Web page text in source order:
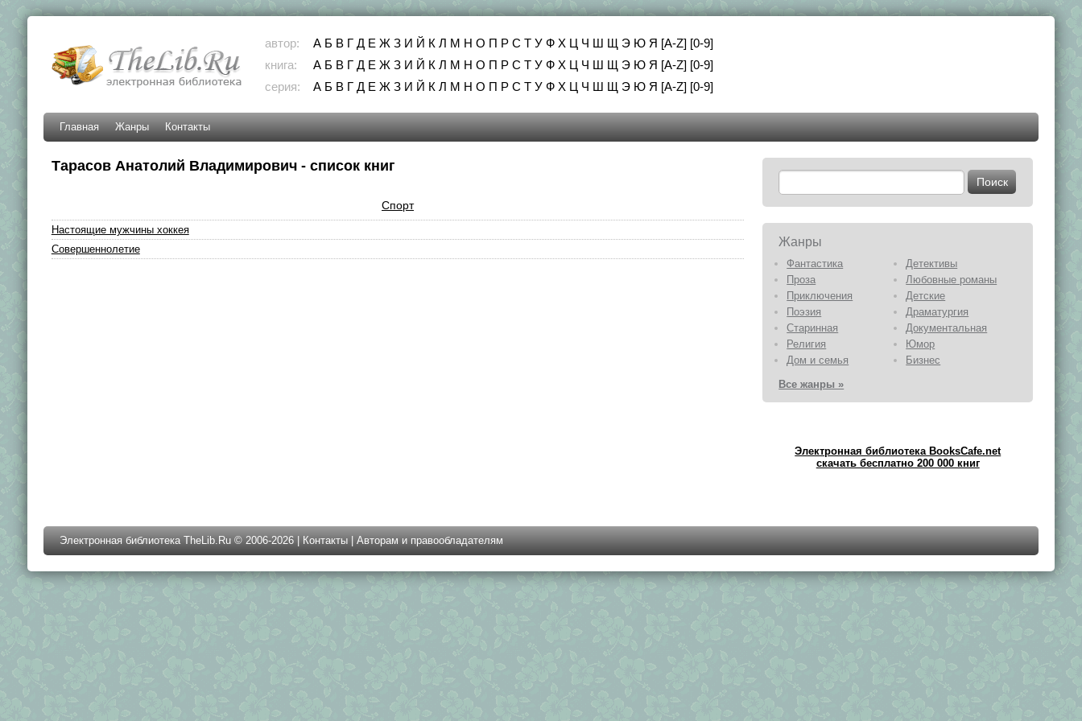
автор: А Б В Г Д Е Ж З И Й К Л М Н О П Р С Т У Ф Х Ц Ч Ш Щ Э Ю Я [A-Z] [0-9]
книга:
А Б В Г Д Е Ж З И Й К Л М Н О П Р С Т У Ф Х Ц Ч Ш Щ Э Ю Я [A-Z] [0-9]
серия:
А Б В Г Д Е Ж З И Й К Л М Н О П Р С Т У Ф Х Ц Ч Ш Щ Э Ю Я [A-Z] [0-9]
Главная Жанры Контакты
Тарасов Анатолий Владимирович - список книг
Спорт
Настоящие мужчины хоккея
Совершеннолетие
Жанры
Фантастика
Детективы
Проза
Любовные романы
Приключения
Детские
Поэзия
Драматургия
Старинная
Документальная
Религия
Юмор
Дом и семья
Бизнес
Все жанры »
Электронная библиотека BooksCafe.net
скачать бесплатно 200 000 книг
Электронная библиотека TheLib.Ru © 2006-2026 | Контакты| Авторам и правообладателям